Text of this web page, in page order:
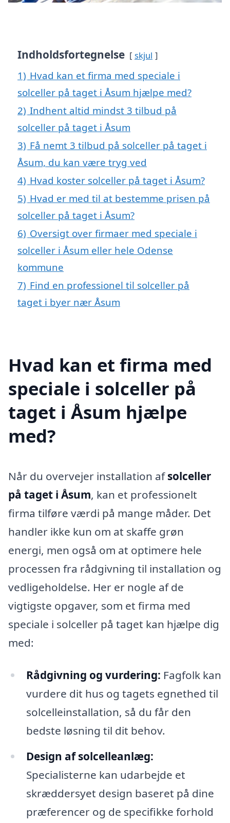
Indholdsfortegnelse skjul
1) Hvad kan et firma med speciale i
solceller på taget i Åsum hjælpe med?
2) Indhent altid mindst 3 tilbud på
solceller på taget i Åsum
3) Få nemt 3 tilbud på solceller på taget i
Åsum, du kan være tryg ved
4) Hvad koster solceller på taget i Åsum?
5) Hvad er med til at bestemme prisen på
solceller på taget i Åsum?
6) Oversigt over firmaer med speciale i
solceller i Åsum eller hele Odense
kommune
7) Find en professionel til solceller på
taget i byer nær Åsum
Hvad kan et firma med
speciale i solceller på
taget i Åsum hjælpe
med?
Når du overvejer installation afsolceller
på taget i Åsum, kan et professionelt
firma tilføre værdi på mange måder. Det
handler ikke kun om at skaffe grøn
energi, men også om at optimere hele
processen fra rådgivning til installation og
vedligeholdelse. Her er nogle af de
vigtigste opgaver, som et firma med
speciale i solceller på taget kan hjælpe dig
med:
Rådgivning og vurdering: Fagfolk kan
vurdere dit hus og tagets egnethed til
solcelleinstallation, så du får den
bedste løsning til dit behov.
Design af solcelleanlæg:
Specialisterne kan udarbejde et
skræddersyet design baseret på dine
præferencer og de specifikke forhold